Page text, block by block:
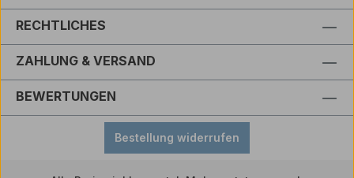
RECHTLICHES
ZAHLUNG & VERSAND
BEWERTUNGEN
Bestellung widerrufen